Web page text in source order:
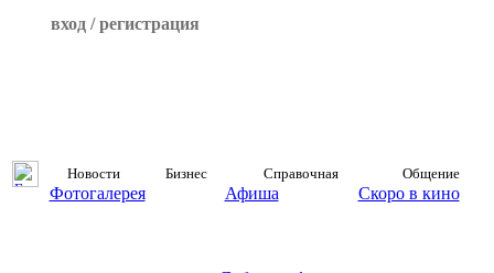
вход / регистрация
Новости Бизнес Справочная Общение
Фотогалерея Афиша Скоро в кино